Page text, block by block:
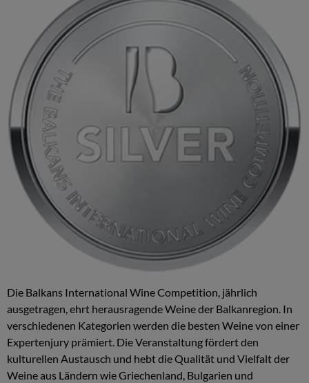
Die Balkans International Wine Competition, jährlich
ausgetragen, ehrt herausragende Weine der Balkanregion. In
verschiedenen Kategorien werden die besten Weine von einer
Expertenjury prämiert. Die Veranstaltung fördert den
kulturellen Austausch und hebt die Qualität und Vielfalt der
Weine aus Ländern wie Griechenland, Bulgarien und